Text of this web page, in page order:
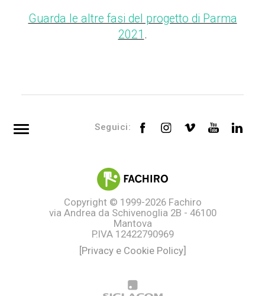
Guarda le altre fasi del progetto di Parma
2021 .
Seguici:
Site mapCopyright © 1999-2026Fachiro
via Andrea da Schivenoglia 2B - 46100
Mantova
P.IVA 12422790969
[Privacy e Cookie Policy]